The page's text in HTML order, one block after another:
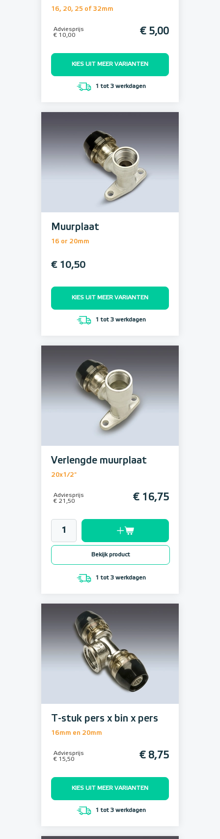
16, 20, 25 of 32mm
Adviesprijs
€ 10,00
€ 5,00
KIES UIT MEER VARIANTEN
1 tot 3 werkdagen
Muurplaat
16 or 20mm
€ 10,50
KIES UIT MEER VARIANTEN
1 tot 3 werkdagen
Verlengde muurplaat
20x1/2"
Adviesprijs
€ 21,50
€ 16,75
Bekijk product
1 tot 3 werkdagen
T-stuk pers x bin x pers
16mm en 20mm
Adviesprijs
€ 15,50
€ 8,75
KIES UIT MEER VARIANTEN
1 tot 3 werkdagen